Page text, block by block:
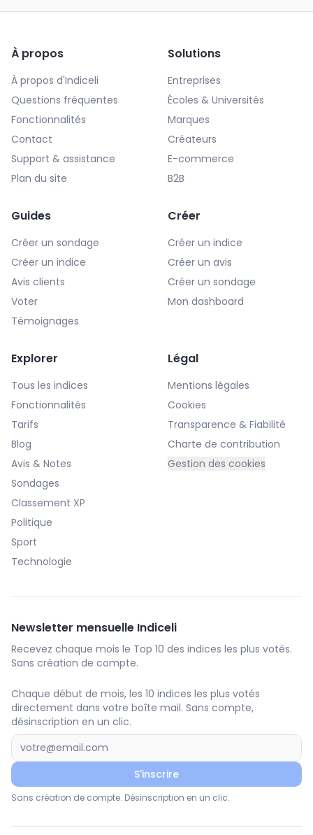
À propos
À propos d'Indiceli
Questions fréquentes
Fonctionnalités
Contact
Support & assistance
Plan du site
Solutions
Entreprises
Écoles & Universités
Marques
Créateurs
E-commerce
B2B
Guides
Créer un sondage
Créer un indice
Avis clients
Voter
Témoignages
Créer
Créer un indice
Créer un avis
Créer un sondage
Mon dashboard
Explorer
Tous les indices
Fonctionnalités
Tarifs
Blog
Avis & Notes
Sondages
Classement XP
Politique
Sport
Technologie
Légal
Mentions légales
Cookies
Transparence & Fiabilité
Charte de contribution
Gestion des cookies
Newsletter mensuelle Indiceli
Recevez chaque mois le Top 10 des indices les plus votés.
Sans création de compte.
Chaque début de mois, les 10 indices les plus votés
directement dans votre boîte mail. Sans compte,
désinscription en un clic.
S'inscrire
Sans création de compte. Désinscription en un clic.